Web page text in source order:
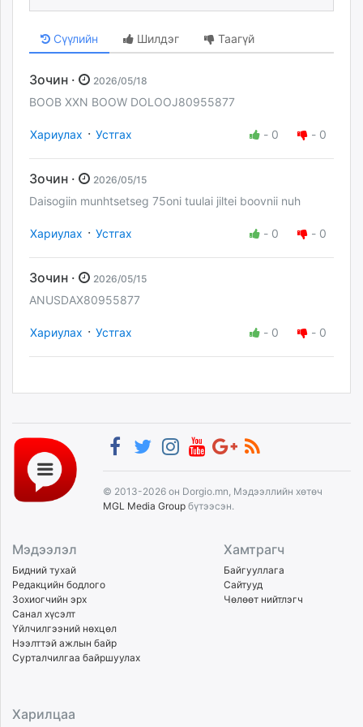
Сүүлийн Шилдэг Таагүй
Зочин · 2026/05/18
BOOB XXN BOOW DOLOOJ80955877
Хариулах · Устгах - 0 - 0
Зочин · 2026/05/15
Daisogiin munhtsetseg 75oni tuulai jiltei boovnii nuh
Хариулах · Устгах - 0 - 0
Зочин · 2026/05/15
ANUSDAX80955877
Хариулах · Устгах - 0 - 0
© 2013-2026 он Dorgio.mn, Мэдээллийн хөтөч
MGL Media Group бүтээсэн.
Мэдээлэл
Бидний тухай
Редакцийн бодлого
Зохиогчийн эрх
Санал хүсэлт
Үйлчилгээний нөхцөл
Нээлттэй ажлын байр
Сурталчилгаа байршуулах
Хамтрагч
Байгууллага
Сайтууд
Чөлөөт нийтлэгч
Харилцаа